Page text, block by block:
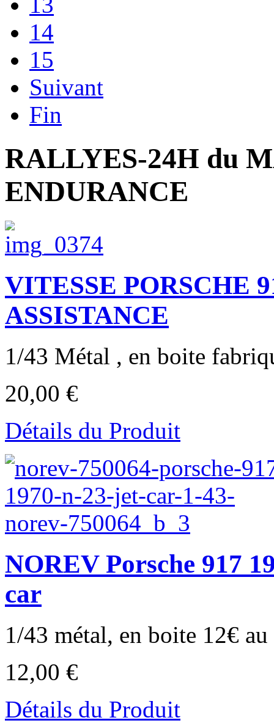
14
15
Suivant
Fin
RALLYES-24H du
ENDURANCE
VITESSE PORSCHE
ASSISTANCE
1/43 Métal , en boite
20,00 €
Détails du Produit
NOREV Porsche 917
car
1/43 métal, en boite 12€
12,00 €
Détails du Produit